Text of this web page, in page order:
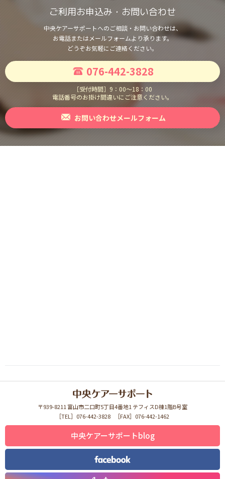
ご利用お申込み・お問い合わせ
中央ケアーサポートへのご相談・お問い合わせは、
お電話またはメールフォームより承ります。
どうぞお気軽にご連絡ください。
076-442-3828
［受付時間］9：00〜18：00
電話番号のお掛け間違いにご注意ください。
お問い合わせメールフォーム
〒939-8211 富山市二口町5丁目4番地1 テフィスD棟1階B号室
［TEL］076-442-3828
［FAX］076-442-1462
中央ケアーサポートblog